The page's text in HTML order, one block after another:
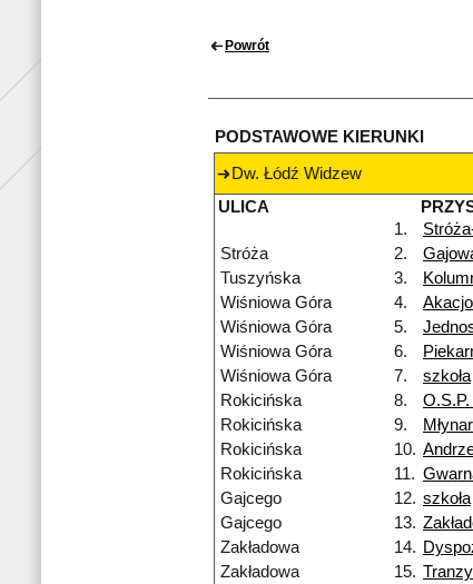
Powrót
PODSTAWOWE KIERUNKI
Dw. Łódź Widzew
ULICA
1.
Stróża
2.
Tuszyńska
3.
Wiśniowa Góra
4.
Wiśniowa Góra
5.
Wiśniowa Góra
6.
Wiśniowa Góra
7.
szkoła
Rokicińska
8.
Rokicińska
9.
Rokicińska
10.
Rokicińska
11.
Gajcego
12. szkoła
Gajcego
13.
Zakładowa
14.
Zakładowa
15.